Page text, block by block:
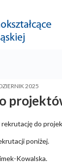
2025
rekrutację do
poniżej.
Kowalska.